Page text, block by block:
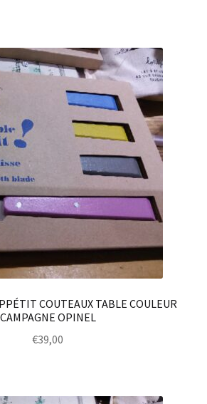
COUTEAUX TABLE COULEUR
CAMPAGNE OPINEL
€39,00